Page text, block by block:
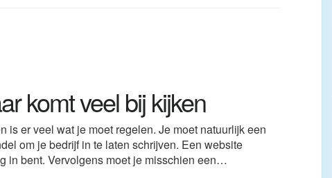
komt veel bij kijken
er veel wat je moet regelen. Je moet natuurlijk een
om je bedrijf in te laten schrijven. Een website
in bent. Vervolgens moet je misschien een…